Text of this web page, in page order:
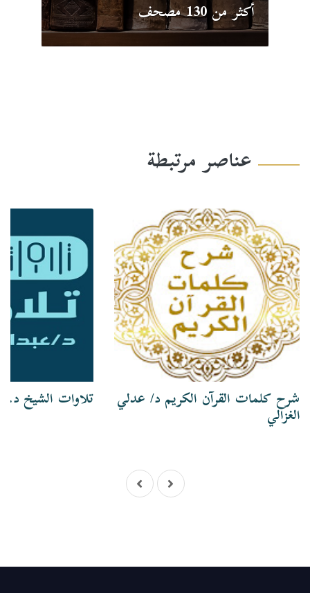
أكثر من 130 ​مصحف
عناصر مرتبطة
شرح كلمات القرآن الكريم د/ عدلي
الغزالي
تلاوات الشيخ د.